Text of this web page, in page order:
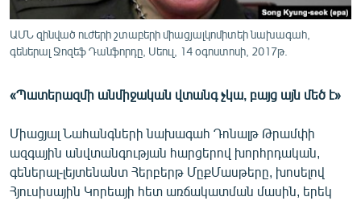
ԱՐԽԻՎ
ՁԳՏԵԼՈՎ ԼԱՎԱԳՈՒՅՆԻՆ
ՓՈԴՔԱՍԹ
ԱՄՆ զինված ուժերի շտաբերի միացյալկոմիտեի նախագահ,
գեներալ Ջոզեֆ Դանֆորդը, Սեուլ, 14 օգոստոսի, 2017թ.
«Պատերազմի անմիջական վտանգ չկա, բայց այն մեծ է»
Միացյալ Նահանգների նախագահ Դոնալթ Թրամփի
ազգային անվտանգության հարցերով խորհրդական,
գեներալ-լեյտենանտ Հերբերթ ՄըքՄասթերը, խոսելով
Հյուսիսային Կորեայի հետ առճակատման մասին, երեկ